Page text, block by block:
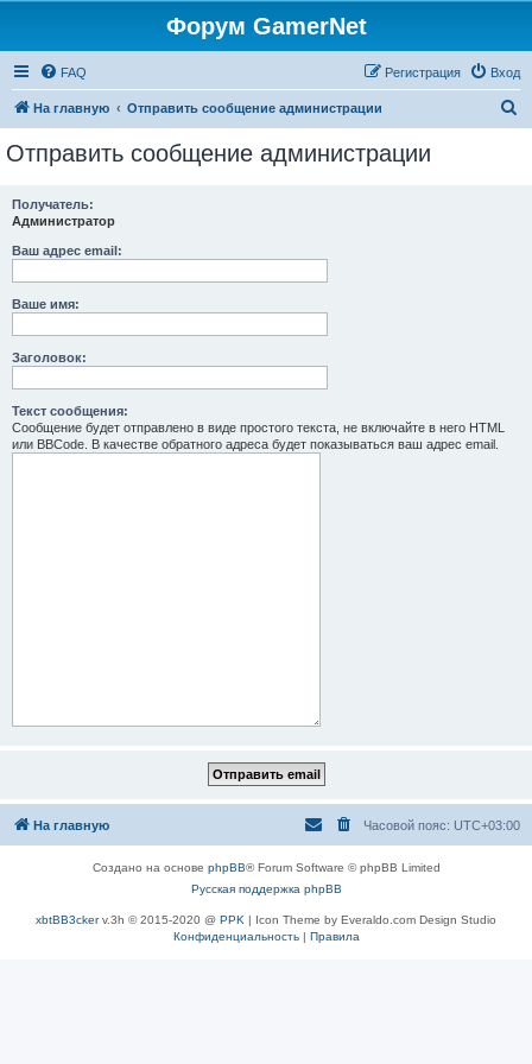
Форум GamerNet
FAQ Вход
Регистрация
На главную Отправить сообщение администрации
Отправить сообщение администрации
Получатель:
Администратор
Ваш адрес email:
Ваше имя:
Заголовок:
Текст сообщения:
Сообщение будет отправлено в виде простого текста, не включайте в него HTML
или BBCode. В качестве обратного адреса будет показываться ваш адрес email.
На главную Часовой пояс: UTC+03:00
Создано на основе phpBB® Forum Software © phpBB Limited
Русская поддержка phpBB
xbtBB3ckerv.3h © 2015-2020 @ PPK | Icon Theme by Everaldo.com Design Studio
Конфиденциальность| Правила